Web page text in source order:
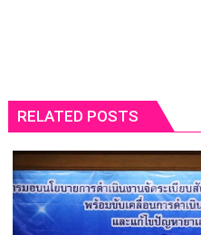
RELATED POSTS